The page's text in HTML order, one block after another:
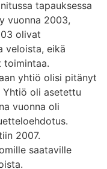
tapauksessa
vuonna 2003,
olivat
veloista, eikä
toimintaa.
yhtiö olisi pitänyt
Yhtiö oli asetettu
vuonna oli
2007.
saataville